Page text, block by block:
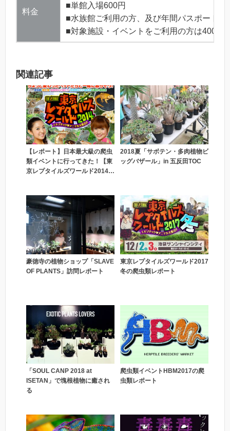
料金
■単館入場600円
■水族館ご利用の方、及び年間パスポート
■対象施設・イベントをご利用の方は400円
関連記事
【レポート】日本最大級の爬虫
類イベントに行ってきた！【東
京レプタイルズワールド2014
2018夏「サボテン・多肉植物ビ
ッグバザール」in 五反田TOC
豪徳寺の植物ショップ「SLAVE
OF PLANTS」訪問レポート
東京レプタイルズワールド2017
冬の爬虫類レポート
「SOUL CANP 2018 at
ISETAN」で塊根植物に癒され
る
爬虫類イベントHBM2017の爬
虫類レポート